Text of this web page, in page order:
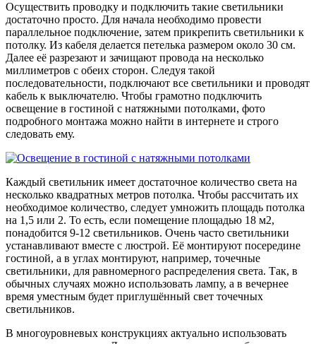
Осуществить проводку и подключить такие светильники
достаточно просто. Для начала необходимо провести
параллельное подключение, затем прикрепить светильники к
потолку. Из кабеля делается петелька размером около 30 см.
Далее её разрезают и зачищают провода на несколько
миллиметров с обеих сторон. Следуя такой
последовательности, подключают все светильники и проводят
кабель к выключателю. Чтобы грамотно подключить
освещение в гостиной с натяжными потолками, фото
подробного монтажа можно найти в интернете и строго
следовать ему.
Каждый светильник имеет достаточное количество света на
несколько квадратных метров потолка. Чтобы рассчитать их
необходимое количество, следует умножить площадь потолка
на 1,5 или 2. То есть, если помещение площадью 18 м2,
понадобится 9-12 светильников. Очень часто светильники
устанавливают вместе с люстрой. Её монтируют посередине
гостиной, а в углах монтируют, например, точечные
светильники, для равномерного распределения света. Так, в
обычных случаях можно использовать лампу, а в вечернее
время уместным будет приглушённый свет точечных
светильников.
В многоуровневых конструкциях актуально использовать